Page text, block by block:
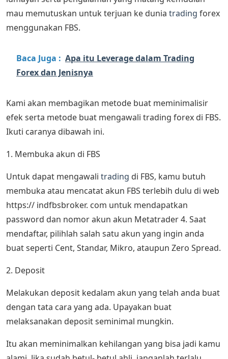
mau memutuskan untuk terjuan ke dunia trading forex
menggunakan FBS.
Baca Juga : Apa itu Leverage dalam Trading
Forex dan Jenisnya
Kami akan membagikan metode buat meminimalisir
efek serta metode buat mengawali trading forex di FBS.
Ikuti caranya dibawah ini.
1. Membuka akun di FBS
Untuk dapat mengawali trading di FBS, kamu butuh
membuka atau mencatat akun FBS terlebih dulu di web
https:// indfbsbroker. com untuk mendapatkan
password dan nomor akun akun Metatrader 4. Saat
mendaftar, pilihlah salah satu akun yang ingin anda
buat seperti Cent, Standar, Mikro, ataupun Zero Spread.
2. Deposit
Melakukan deposit kedalam akun yang telah anda buat
dengan tata cara yang ada. Upayakan buat
melaksanakan deposit seminimal mungkin.
Itu akan meminimalkan kehilangan yang bisa jadi kamu